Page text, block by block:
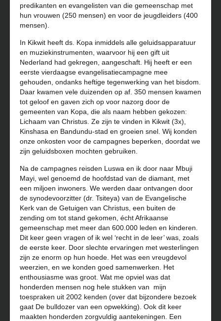
predikanten en evangelisten van die gemeenschap met
hun vrouwen (250 mensen) en voor de jeugdleiders (400
mensen).
In Kikwit heeft ds. Kopa inmiddels alle geluidsapparatuur
en muziekinstrumenten, waarvoor hij een gift uit
Nederland had gekregen, aangeschaft. Hij heeft er een
eerste vierdaagse evangelisatiecampagne mee
gehouden, ondanks heftige tegenwerking van het bisdom.
Daar kwamen vele duizenden op af. 350 mensen kwamen
tot geloof en gaven zich op voor nazorg door de
gemeenten van Kopa, die als naam hebben gekozen:
Lichaam van Christus. Ze zijn te vinden in Kikwit (3x),
Kinshasa en Bandundu-stad en groeien snel. Wij konden
onze onkosten voor de campagnes beperken, doordat we
zijn geluidsboxen mochten gebruiken.
Na de campagnes reisden Luswa en ik door naar Mbuji
Mayi, wel genoemd de hoofdstad van de diamant, met
een miljoen inwoners. We werden daar ontvangen door
de synodevoorzitter (dr. Tsiteya) van de Evangelische
Kerk van de Getuigen van Christus, een buiten de
zending om tot stand gekomen, écht Afrikaanse
gemeenschap met meer dan 600.000 leden en kinderen.
Dit keer geen vragen of ik wel ‘recht in de leer’ was, zoals
de eerste keer. Door slechte ervaringen met westerlingen
zijn ze enorm op hun hoede. Het was een vreugdevol
weerzien, en we konden goed samenwerken. Het
enthousiasme was groot. Wat me opviel was dat
honderden mensen nog hele stukken van mijn
toespraken uit 2002 kenden (over dat bijzondere bezoek
gaat De bulldozer van een opwekking). Ook dit keer
maakten honderden zorgvuldig aantekeningen. Een